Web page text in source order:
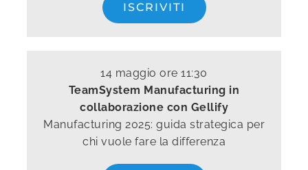
ISCRIVITI
14 maggio ore 11:30
TeamSystem Manufacturing in
collaborazione con Gellify
Manufacturing 2025: guida strategica per
chi vuole fare la differenza